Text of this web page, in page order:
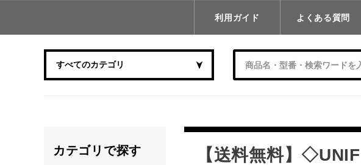
利用ガイド よくある質問
【送料無料】
カテゴリで探す